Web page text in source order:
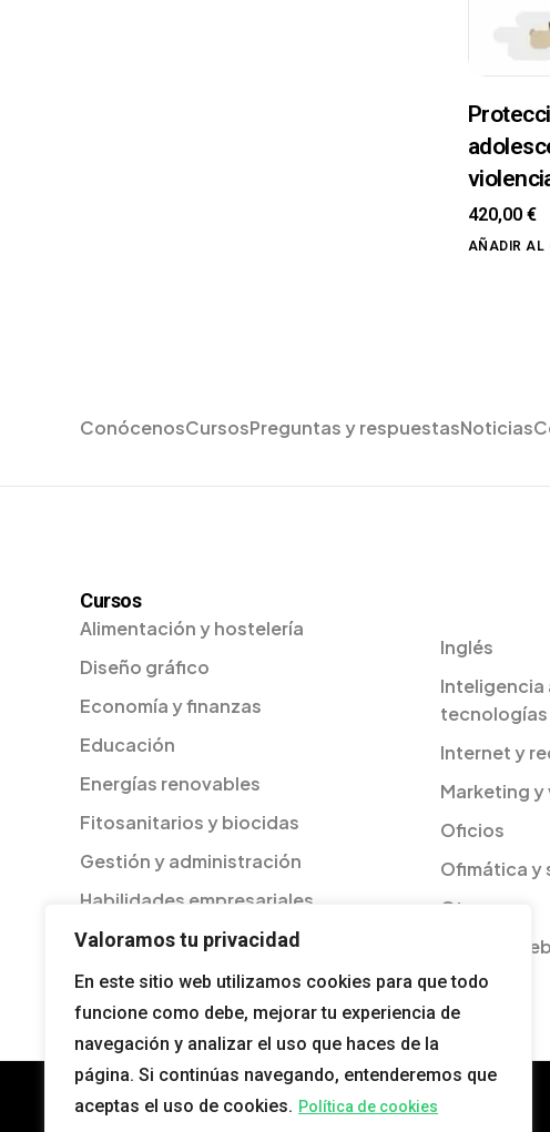
Valoramos tu privacidad
En este sitio web utilizamos cookies para que todo
funcione como debe, mejorar tu experiencia de
navegación y analizar el uso que haces de la
página. Si continúas navegando, entenderemos que
aceptas el uso de cookies. Política de cookies
420,00 €
AÑADIR AL
ConócenosCursosPreguntas y respuestasNoticias
Cursos
Alimentación y hostelería
Diseño gráfico
Economía y finanzas
Educación
Energías renovables
Fitosanitarios y biocidas
Gestión y administración
Habilidades empresariales
Igualdad
Inglés
Inteligencia
tecnologías
Internet y
Marketing y
Oficios
Ofimática y
Otros
Páginas